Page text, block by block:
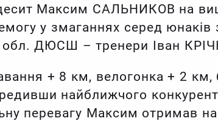
Максим САЛЬНИКОВ на
у змаганнях серед
обл. ДЮСШ – тренери Іван
+ 8 км, велогонка + 2 км,
найближчого
перевагу Максим отримав